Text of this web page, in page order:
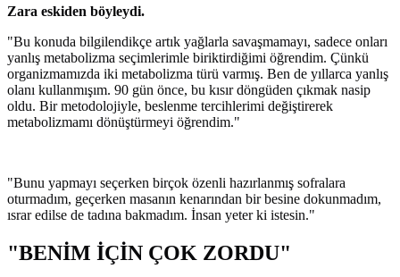
Zara eskiden böyleydi.
"Bu konuda bilgilendikçe artık yağlarla savaşmamayı, sadece onları
yanlış metabolizma seçimlerimle biriktirdiğimi öğrendim. Çünkü
organizmamızda iki metabolizma türü varmış. Ben de yıllarca yanlış
olanı kullanmışım. 90 gün önce, bu kısır döngüden çıkmak nasip
oldu. Bir metodolojiyle, beslenme tercihlerimi değiştirerek
metabolizmamı dönüştürmeyi öğrendim."
"Bunu yapmayı seçerken birçok özenli hazırlanmış sofralara
oturmadım, geçerken masanın kenarından bir besine dokunmadım,
ısrar edilse de tadına bakmadım. İnsan yeter ki istesin."
"BENİM İÇİN ÇOK ZORDU"